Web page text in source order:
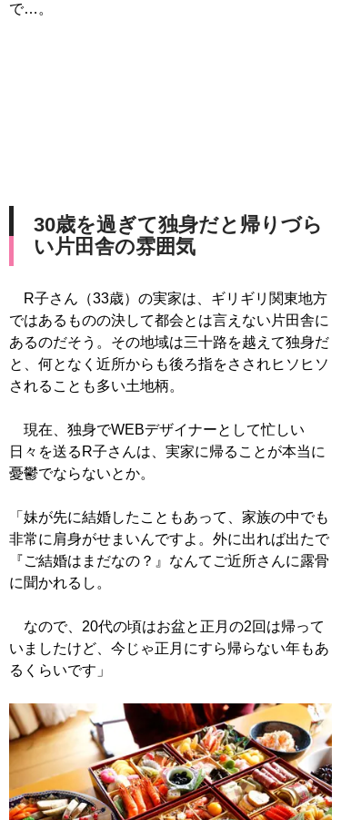
で…。
30歳を過ぎて独身だと帰りづら
い片田舎の雰囲気
R子さん（33歳）の実家は、ギリギリ関東地方
ではあるものの決して都会とは言えない片田舎に
あるのだそう。その地域は三十路を越えて独身だ
と、何となく近所からも後ろ指をさされヒソヒソ
されることも多い土地柄。
現在、独身でWEBデザイナーとして忙しい
日々を送るR子さんは、実家に帰ることが本当に
憂鬱でならないとか。
「妹が先に結婚したこともあって、家族の中でも
非常に肩身がせまいんですよ。外に出れば出たで
『ご結婚はまだなの？』なんてご近所さんに露骨
に聞かれるし。
なので、20代の頃はお盆と正月の2回は帰って
いましたけど、今じゃ正月にすら帰らない年もあ
るくらいです」